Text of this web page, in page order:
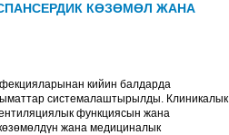
КӨЗӨМӨЛ ЖАНА
кийин балдарда
системалаштырылды. Клиникалык
функциясын жана
жана медициналык